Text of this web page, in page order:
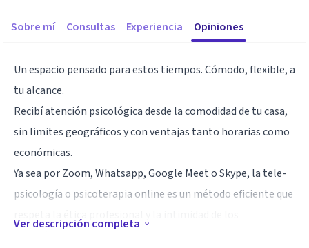
Sobre mí Consultas Experiencia Opiniones
Un espacio pensado para estos tiempos. Cómodo, flexible, a
tu alcance.
Recibí atención psicológica desde la comodidad de tu casa,
sin limites geográficos y con ventajas tanto horarias como
económicas.
Ya sea por Zoom, Whatsapp, Google Meet o Skype, la tele-
psicología o psicoterapia online es un método eficiente que
Ver descripción completa